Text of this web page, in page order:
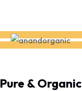
Pure & Organic